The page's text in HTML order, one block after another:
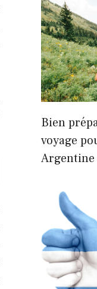
Bien
voyage
Argentine